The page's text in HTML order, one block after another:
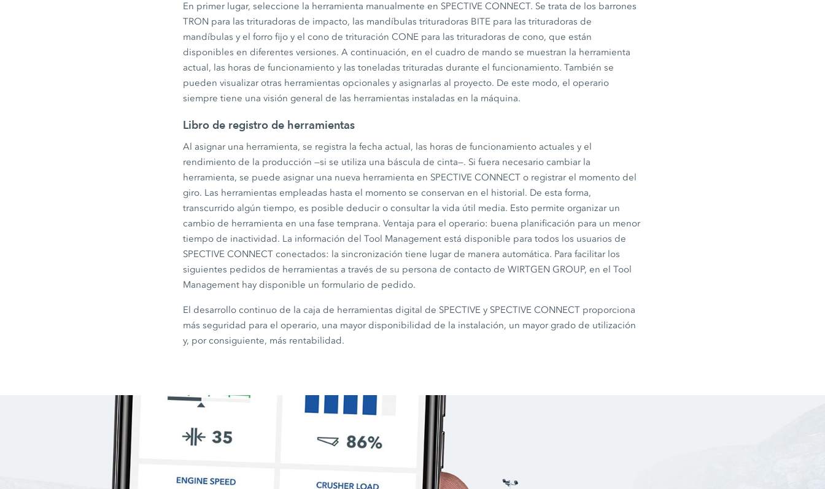
En primer lugar, seleccione la herramienta manualmente en SPECTIVE CONNECT. Se trata de los barrones
TRON para las trituradoras de impacto, las mandíbulas trituradoras BITE para las trituradoras de
mandíbulas y el forro fijo y el cono de trituración CONE para las trituradoras de cono, que están
disponibles en diferentes versiones. A continuación, en el cuadro de mando se muestran la herramienta
actual, las horas de funcionamiento y las toneladas trituradas durante el funcionamiento. También se
pueden visualizar otras herramientas opcionales y asignarlas al proyecto. De este modo, el operario
siempre tiene una visión general de las herramientas instaladas en la máquina.
Libro de registro de herramientas
Al asignar una herramienta, se registra la fecha actual, las horas de funcionamiento actuales y el
rendimiento de la producción —si se utiliza una báscula de cinta—. Si fuera necesario cambiar la
herramienta, se puede asignar una nueva herramienta en SPECTIVE CONNECT o registrar el momento del
giro. Las herramientas empleadas hasta el momento se conservan en el historial. De esta forma,
transcurrido algún tiempo, es posible deducir o consultar la vida útil media. Esto permite organizar un
cambio de herramienta en una fase temprana. Ventaja para el operario: buena planificación para un menor
tiempo de inactividad. La información del Tool Management está disponible para todos los usuarios de
SPECTIVE CONNECT conectados: la sincronización tiene lugar de manera automática. Para facilitar los
siguientes pedidos de herramientas a través de su persona de contacto de WIRTGEN GROUP, en el Tool
Management hay disponible un formulario de pedido.
El desarrollo continuo de la caja de herramientas digital de SPECTIVE y SPECTIVE CONNECT proporciona
más seguridad para el operario, una mayor disponibilidad de la instalación, un mayor grado de utilización
y, por consiguiente, más rentabilidad.